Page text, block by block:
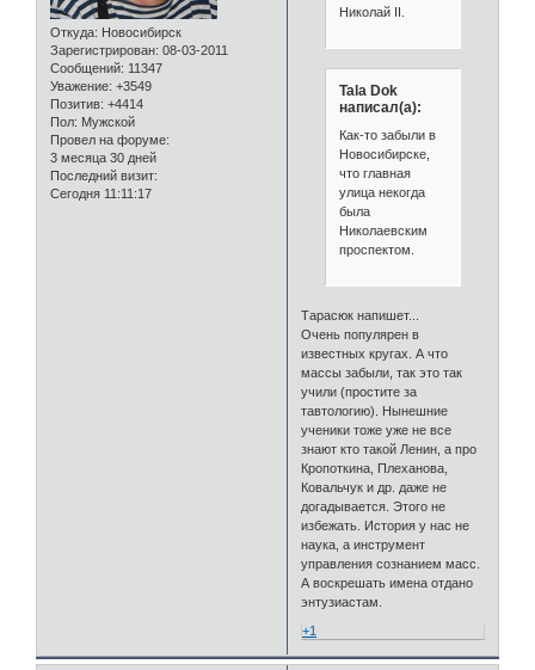
Откуда: Новосибирск
Зарегистрирован: 08-03-2011
Сообщений: 11347
Уважение: +3549
Позитив: +4414
Пол: Мужской
Провел на форуме:
3 месяца 30 дней
Последний визит:
Сегодня 11:11:17
Николай II.
Tala Dok
написал(а):
Как-то забыли в
Новосибирске,
что главная
улица некогда
была
Николаевским
проспектом.
Тарасюк напишет...
Очень популярен в
известных кругах. А что
массы забыли, так это так
учили (простите за
тавтологию). Нынешние
ученики тоже уже не все
знают кто такой Ленин, а про
Кропоткина, Плеханова,
Ковальчук и др. даже не
догадывается. Этого не
избежать. История у нас не
наука, а инструмент
управления сознанием масс.
А воскрешать имена отдано
энтузиастам.
+1